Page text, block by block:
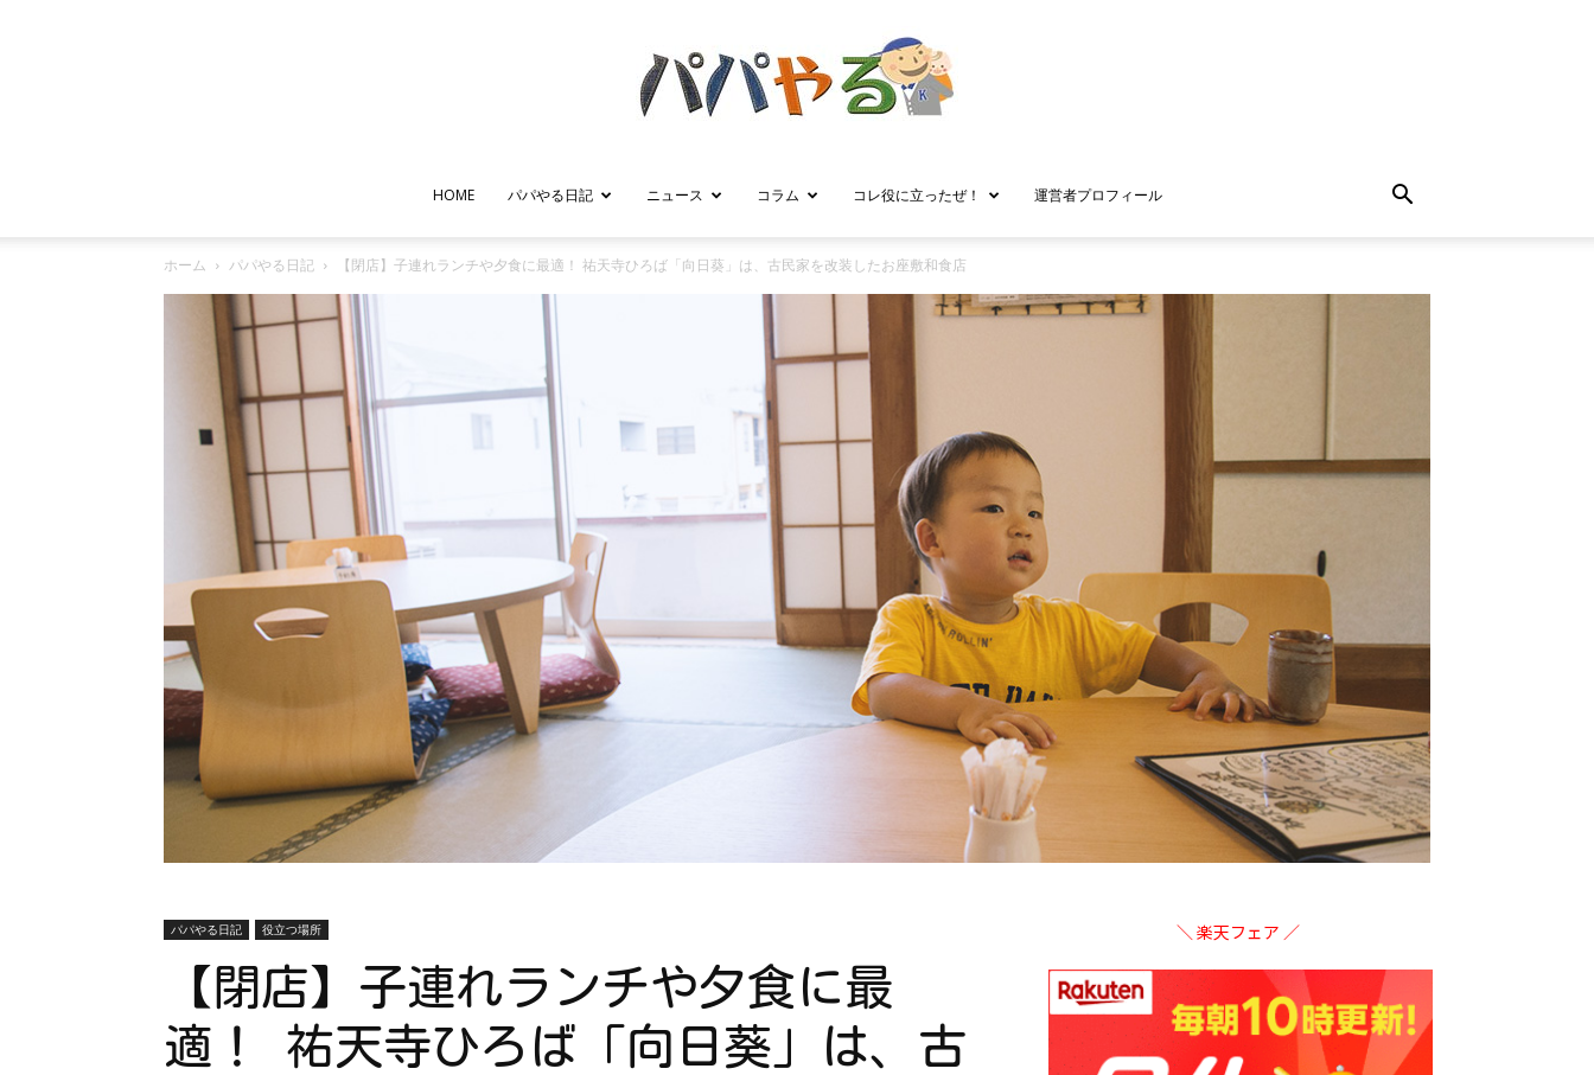
パ
パ
や
HOME パパやる日記 ニュース コラム コレ役に立ったぜ！ 運営者プロフィール
ホーム パパやる日記 【閉店】子連れランチや夕食に最適！ 祐天寺ひろば「向日葵」は、古民家を改装したお座敷和食店
パパやる日記 役立つ場所
【閉店】子連れランチや夕食に最
適！ 祐天寺ひろば「向日葵」は、古
＼ 楽天フェア ／